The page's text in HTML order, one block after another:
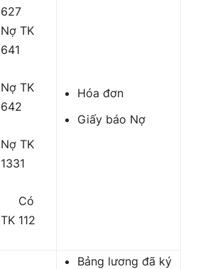
627
Nợ TK
641
Nợ TK
642
Nợ TK
1331
Có
TK 112
Hóa đơn
Giấy báo Nợ
Bảng lương đã ký